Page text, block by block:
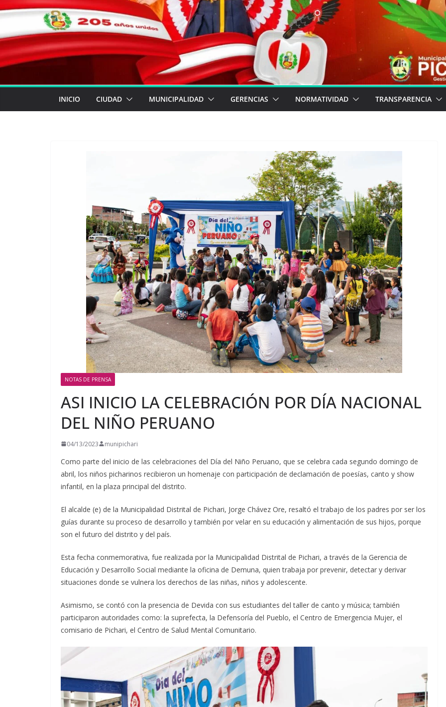
INICIO CIUDAD MUNICIPALIDAD GERENCIAS NORMATIVIDAD TRANSPARENCIA
NOTAS DE PRENSA
ASI INICIO LA CELEBRACIÓN POR DÍA NACIONAL
DEL NIÑO PERUANO
04/13/2023 munipichari
Como parte del inicio de las celebraciones del Día del Niño Peruano, que se celebra cada segundo domingo de
abril, los niños picharinos recibieron un homenaje con participación de declamación de poesías, canto y show
infantil, en la plaza principal del distrito.
El alcalde (e) de la Municipalidad Distrital de Pichari, Jorge Chávez Ore, resaltó el trabajo de los padres por ser los
guías durante su proceso de desarrollo y también por velar en su educación y alimentación de sus hijos, porque
son el futuro del distrito y del país.
Esta fecha conmemorativa, fue realizada por la Municipalidad Distrital de Pichari, a través de la Gerencia de
Educación y Desarrollo Social mediante la oficina de Demuna, quien trabaja por prevenir, detectar y derivar
situaciones donde se vulnera los derechos de las niñas, niños y adolescente.
Asimismo, se contó con la presencia de Devida con sus estudiantes del taller de canto y música; también
participaron autoridades como: la suprefecta, la Defensoría del Pueblo, el Centro de Emergencia Mujer, el
comisario de Pichari, el Centro de Salud Mental Comunitario.